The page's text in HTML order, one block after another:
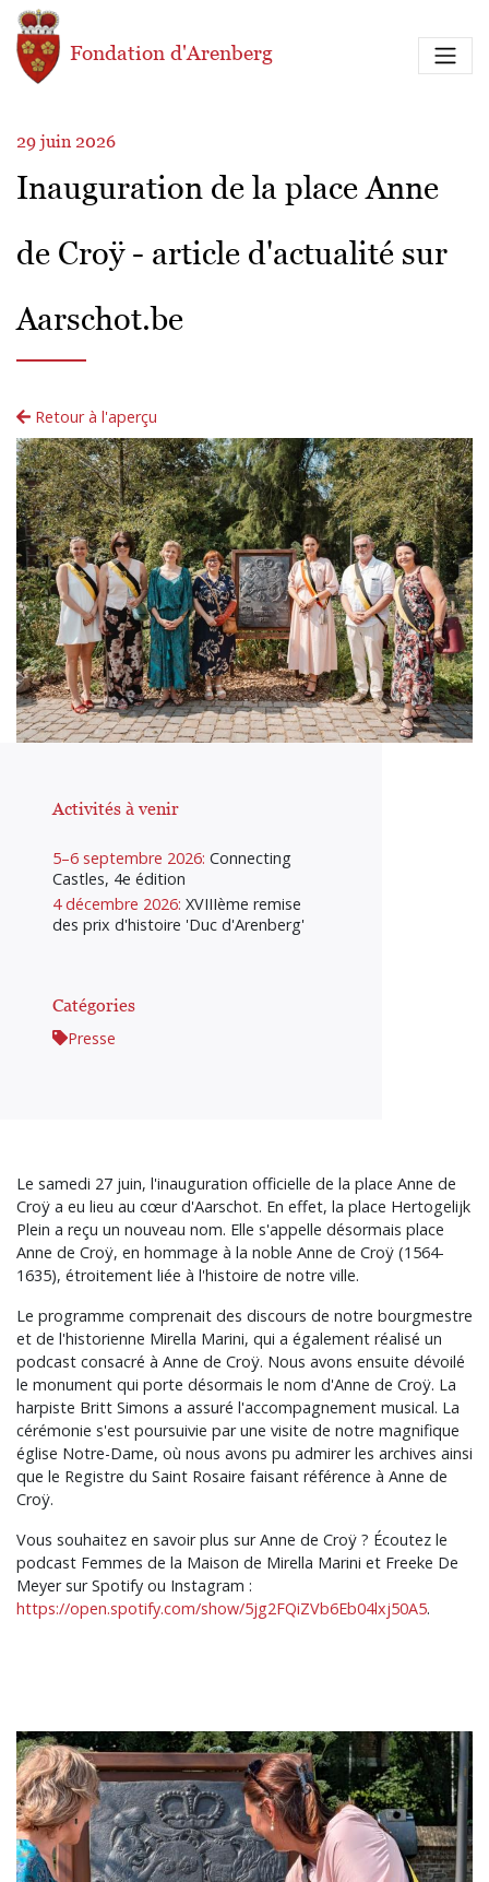
Aller au contenu principal
Fondation d'Arenberg
29 juin 2026
Inauguration de la place Anne
de Croÿ - article d'actualité sur
Aarschot.be
Retour à l'aperçu
Activités à venir
5–6 septembre 2026: Connecting
Castles, 4e édition
4 décembre 2026: XVIIIème remise
des prix d'histoire 'Duc d'Arenberg'
Catégories
Presse
Le samedi 27 juin, l'inauguration officielle de la place Anne de
Croÿ a eu lieu au cœur d'Aarschot. En effet, la place Hertogelijk
Plein a reçu un nouveau nom. Elle s'appelle désormais place
Anne de Croÿ, en hommage à la noble Anne de Croÿ (1564-
1635), étroitement liée à l'histoire de notre ville.
Le programme comprenait des discours de notre bourgmestre
et de l'historienne Mirella Marini, qui a également réalisé un
podcast consacré à Anne de Croÿ. Nous avons ensuite dévoilé
le monument qui porte désormais le nom d'Anne de Croÿ. La
harpiste Britt Simons a assuré l'accompagnement musical. La
cérémonie s'est poursuivie par une visite de notre magnifique
église Notre-Dame, où nous avons pu admirer les archives ainsi
que le Registre du Saint Rosaire faisant référence à Anne de
Croÿ.
Vous souhaitez en savoir plus sur Anne de Croÿ ? Écoutez le
podcast Femmes de la Maison de Mirella Marini et Freeke De
Meyer sur Spotify ou Instagram :
https://open.spotify.com/show/5jg2FQiZVb6Eb04lxj50A5.
Image